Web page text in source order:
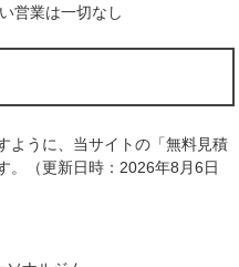
営業は一切なし
ように、当サイトの「無料見積
。（更新日時：2026年8月6日